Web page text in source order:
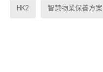
HK2 智慧物業保養方案